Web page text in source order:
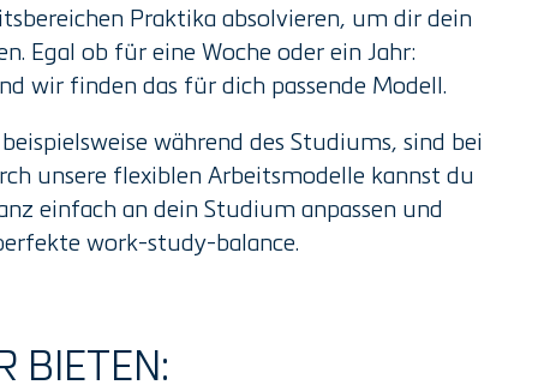
Praktika absolvieren, um dir dein
Egal ob für eine Woche oder ein Jahr:
wir finden das für dich passende Modell.
während des Studiums, sind bei
unsere flexiblen Arbeitsmodelle kannst du
einfach an dein Studium anpassen und
work-study-balance.
BIETEN: